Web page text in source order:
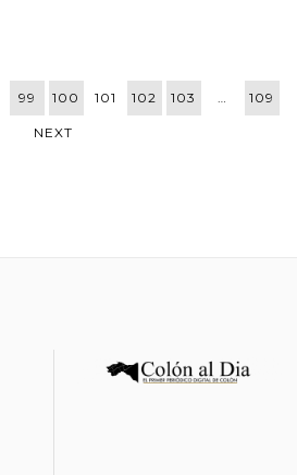
99 100 101 102 103 … 109
NEXT